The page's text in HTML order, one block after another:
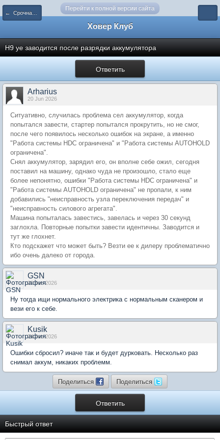
Перейти к полной версии сайта
← Срочная оперативная техпомощь (только HAVAL)
Ховер Клуб
Н9 yе заводится после разрядки аккумулятора
Ответить
Arharius
20 Jun 2026
Ситуативно, случилась проблема сел аккумулятор, когда
попытался завести, стартер попытался прокрутить, но не смог,
после чего появилось несколько ошибок на экране, а именно
"Работа системы HDC ограничена" и "Работа системы AUTOHOLD
ограничена".
Снял аккумулятор, зарядил его, он вполне себе ожил, сегодня
поставил на машину, однако чуда не произошло, стало еще
более непонятно, ошибки "Работа системы HDC ограничена" и
"Работа системы AUTOHOLD ограничена" не пропали, к ним
добавились "неисправность узла переключения передач" и
"неисправность силового агрегата".
Машина попыталась завестись, завелась и через 30 секунд
заглохла. Повторные попытки завести идентичны. Заводится и
тут же глохнет.
Кто подскажет что может быть? Везти ее к дилеру проблематично
ибо очень далеко от города.
GSN
20 Jun 2026
Ну тогда ищи нормального электрика с нормальным сканером и
вези его к себе.
Kusik
24 Jun 2026
Ошибки сбросил? иначе так и будет дурковать. Несколько раз
снимал аккум, никаких проблемм.
Поделиться Поделиться
Ответить
Быстрый ответ